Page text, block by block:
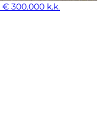
€ 300.000 k.k.